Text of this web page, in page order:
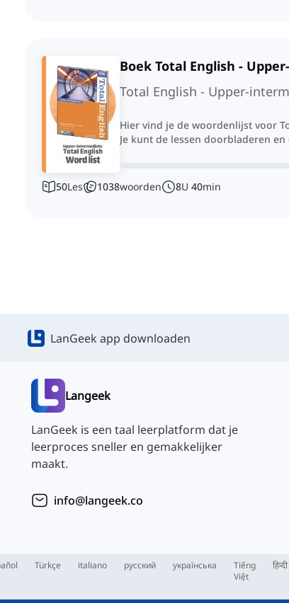
Boek Total English -
Total English - Upper-
Hier vind je de woordenlijst voor
Je kunt de lessen doorbladeren
50Les 1038woorden 8U 40min
LanGeek app downloaden
Langeek
LanGeek is een taal leerplatform dat je
leerproces sneller en gemakkelijker
maakt.
info@langeek.co
Türkçe italiano русский українська
Tiếng
Việt
हिन्दी